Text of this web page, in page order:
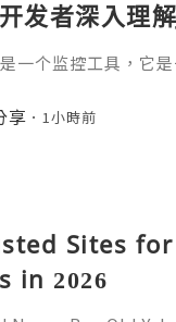
发者深入理
和并发原理
追求卓越的
一个监控工具，它
的性能问题具象化为
，掌握JProfiler是
享 1小時前
Sites
in 2026